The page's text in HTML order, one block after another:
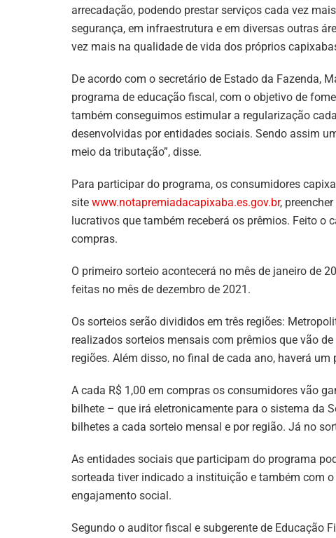
arrecadação, podendo prestar serviços cada vez
segurança, em infraestrutura e em diversas outras
vez mais na qualidade de vida dos próprios
De acordo com o secretário de Estado da Fazenda,
programa de educação fiscal, com o objetivo de
também conseguimos estimular a regularização
desenvolvidas por entidades sociais. Sendo assim
meio da tributação”, disse.
Para participar do programa, os consumidores
site www.notapremiadacapixaba.es.gov.br,
lucrativos que também receberá os prêmios. Feito
compras.
O primeiro sorteio acontecerá no mês de janeiro de
feitas no mês de dezembro de 2021.
Os sorteios serão divididos em três regiões:
realizados sorteios mensais com prêmios que vão
regiões. Além disso, no final de cada ano, haverá
A cada R$ 1,00 em compras os consumidores vão
bilhete – que irá eletronicamente para o sistema da
bilhetes a cada sorteio mensal e por região. Já no
As entidades sociais que participam do programa
sorteada tiver indicado a instituição e também com
engajamento social.
Segundo o auditor fiscal e subgerente de Educação